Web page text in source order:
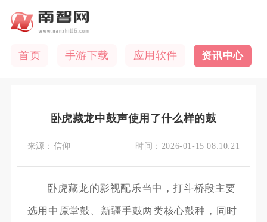
首页 手游下载 应用软件 资讯中心
卧虎藏龙中鼓声使用了什么样的鼓
来源： 信仰 时间： 2026-01-15 08:10:21
卧虎藏龙的影视配乐当中，打斗桥段主要
选用中原堂鼓、新疆手鼓两类核心鼓种，同时